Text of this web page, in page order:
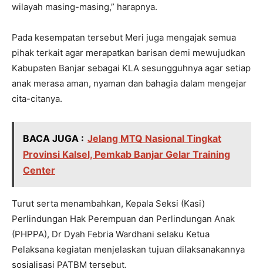
wilayah masing-masing,” harapnya.
Pada kesempatan tersebut Meri juga mengajak semua
pihak terkait agar merapatkan barisan demi mewujudkan
Kabupaten Banjar sebagai KLA sesungguhnya agar setiap
anak merasa aman, nyaman dan bahagia dalam mengejar
cita-citanya.
BACA JUGA : Jelang MTQ Nasional Tingkat
Provinsi Kalsel, Pemkab Banjar Gelar Training
Center
Turut serta menambahkan, Kepala Seksi (Kasi)
Perlindungan Hak Perempuan dan Perlindungan Anak
(PHPPA), Dr Dyah Febria Wardhani selaku Ketua
Pelaksana kegiatan menjelaskan tujuan dilaksanakannya
sosialisasi PATBM tersebut.